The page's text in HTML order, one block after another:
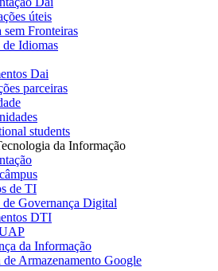
úteis
sem Fronteiras
Idiomas
Dai
parceiras
students
da Informação
de TI
Governança Digital
DTI
da Informação
de Armazenamento Google